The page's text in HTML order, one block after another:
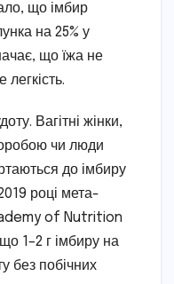
що імбир
на 25% у
що їжа не
легкість.
Вагітні жінки,
чи люди
до імбиру
році мета-
of Nutrition
1–2 г імбиру на
без побічних